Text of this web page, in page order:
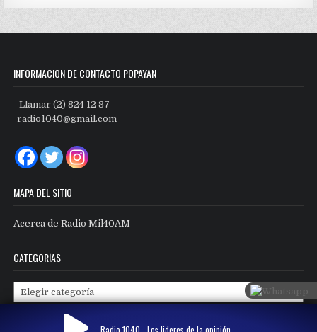
INFORMACIÓN DE CONTACTO POPAYÁN
Llamar (2) 824 12 87
radio1040@gmail.com
MAPA DEL SITIO
Acerca de Radio Mil40AM
CATEGORÍAS
Categorías
Radio 1040 - Los lideres de la opinión